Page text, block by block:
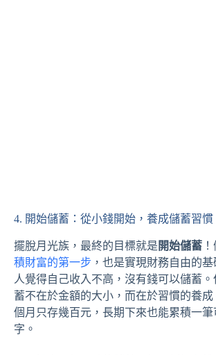
4. 開始儲蓄：從小錢開始，養成儲蓄習慣
擺脫月光族，最終的目標就是 開始儲蓄
積財富的第一步 ，也是實現財務自由的
人覺得自己收入不高，沒有錢可以儲蓄
蓄不在於金額的大小，而在於習慣的養
個月只存幾百元，長期下來也能累積一筆
字。